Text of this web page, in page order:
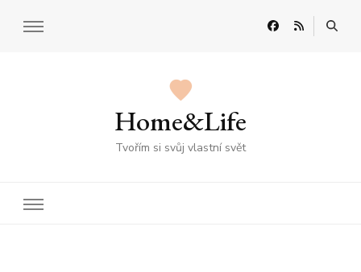
Home&Life
Tvořím si svůj vlastní svět